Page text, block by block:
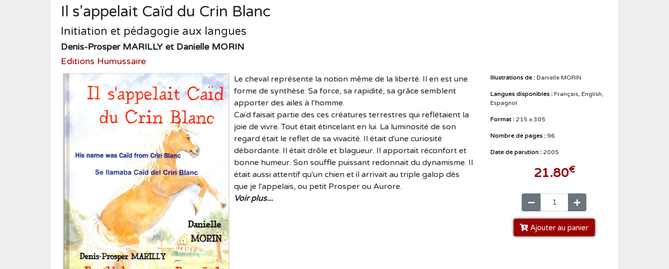
Humour
Médecine
Nouvelles
Poésie
Politique
Réalités
Roman
Roman historique
Sciences
Sciences humaines
Il s'appelait Caïd du Crin Blanc
Initiation et pédagogie aux langues
Denis-Prosper MARILLY et Danielle MORIN
Editions Humussaire
Le cheval représente la notion même de la liberté. Il en est une
forme de synthèse. Sa force, sa rapidité, sa grâce semblent
apporter des ailes à l'homme.
Caïd faisait partie des ces créatures terrestres qui reflétaient la
joie de vivre. Tout était étincelant en lui. La luminosité de son
regard était le reflet de sa vivacité. Il était d'une curiosité
débordante. Il était drôle et blagueur. Il apportait réconfort et
bonne humeur. Son souffle puissant redonnait du dynamisme. Il
était aussi attentif qu'un chien et il arrivait au triple galop dès
que je l'appelais, ou petit Prosper ou Aurore.
Voir plus...
Illustrations de : Danielle MORIN
Langues disponibles : Français, English,
Espagnol
Format : 215 x 305
Nombre de pages : 96
Date de parution : 2005
21.80€
Ajouter au panier